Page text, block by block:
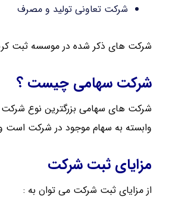
شرکت تعاونی تولید و مصرف
شرکت های ذکر شده در موسسه ثبت
شرکت سهامی چیست ؟
شرکت های سهامی بزرگترین نوع
وابسته به سهام موجود در شرکت
مزایای ثبت شرکت
از مزایای ثبت شرکت می توان به :